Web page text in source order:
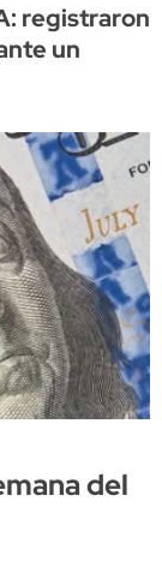
registraron
un
del